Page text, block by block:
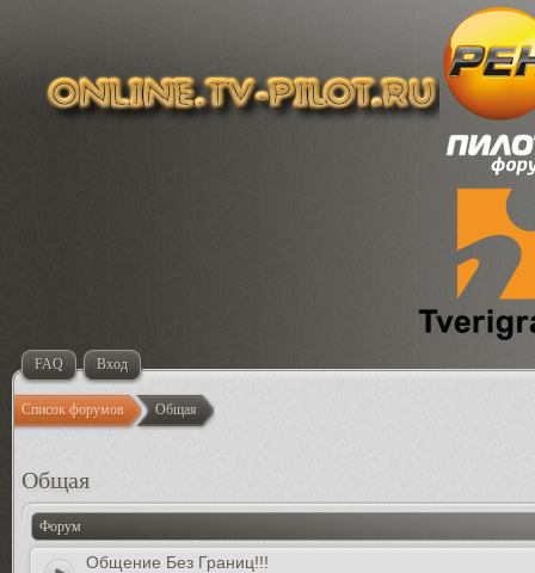
FAQ Вход
Список форумов Общая
Общая
Форум
Общение Без Границ!!!